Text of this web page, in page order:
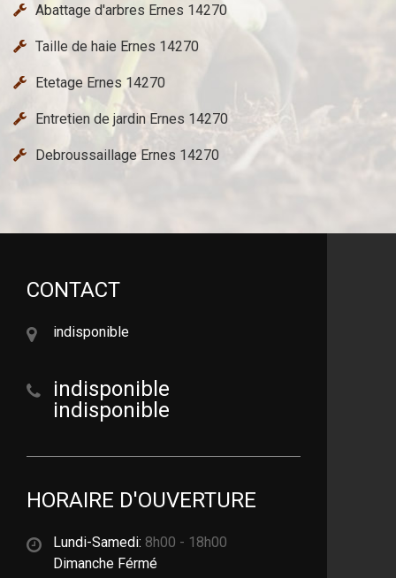
Abattage d'arbres Ernes 14270
Taille de haie Ernes 14270
Etetage Ernes 14270
Entretien de jardin Ernes 14270
Debroussaillage Ernes 14270
CONTACT
indisponible
indisponible
indisponible
HORAIRE D'OUVERTURE
Lundi-Samedi: 8h00 - 18h00
Dimanche Férmé